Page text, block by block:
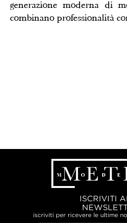
generazione moderna di
combinano professionalità
ISCRIVITI
iscriviti per ricevere le ultime